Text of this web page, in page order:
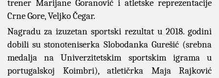
trener Marijane Goranović i atletske reprezentacije
Crne Gore, Veljko Čegar.
Nagradu za izuzetan sportski rezultat u 2018. godini
dobili su stonoteniserka Slobodanka Gurešić (srebna
medalja na Univerzitetskim sportskim igrama u
portugalskoj Koimbri), atletičrka Maja Rajković